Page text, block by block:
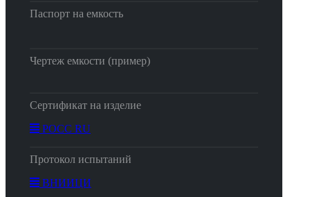
Паспорт на емкость
Чертеж емкости (пример)
Сертификат на изделие
РОСС RU
Протокол испытаний
ВНИИЦИ